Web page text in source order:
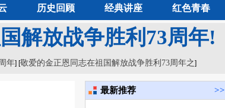
历史回顾 经典讲座 红色青春
解放战争胜利73周年!
年] [敬爱的金正恩同志在祖国解放战争胜利73周年之]
最新推荐 >>